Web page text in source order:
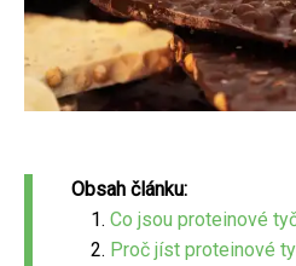
Obsah článku:
Co jsou proteinové
Proč jíst proteinové